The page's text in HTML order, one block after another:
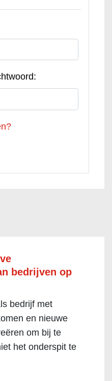
bedrijven op
bedrijf met
en nieuwe
om bij te
het onderspit te